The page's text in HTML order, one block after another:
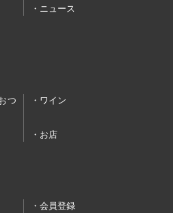
ニュース
つ
ワイン
お店
会員登録